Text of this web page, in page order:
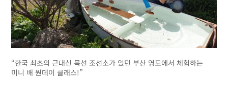
“한국 최초의 근대신 목선 조선소가 있던 부산 영도에서 체험하는
미니 배 원데이 클래스!”